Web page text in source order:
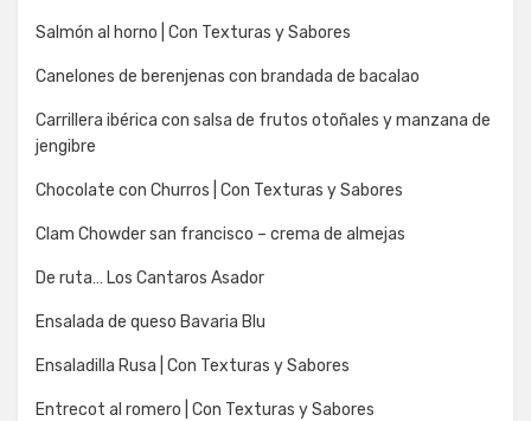
Salmón al horno | Con Texturas y Sabores
Canelones de berenjenas con brandada de bacalao
Carrillera ibérica con salsa de frutos otoñales y manzana de
jengibre
Chocolate con Churros | Con Texturas y Sabores
Clam Chowder san francisco – crema de almejas
De ruta… Los Cantaros Asador
Ensalada de queso Bavaria Blu
Ensaladilla Rusa | Con Texturas y Sabores
Entrecot al romero | Con Texturas y Sabores